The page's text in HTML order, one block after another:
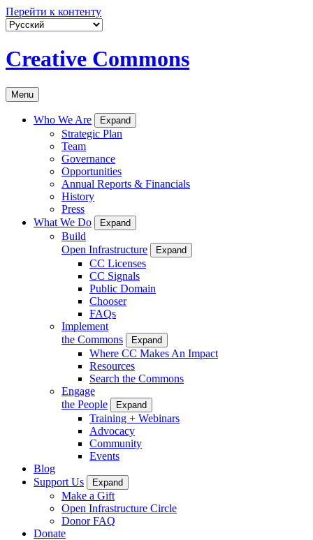
Перейти к контенту
Creative Commons
Menu
Who We Are Expand
Strategic Plan
Team
Governance
Opportunities
Annual Reports & Financials
History
Press
What We Do
Expand
Build
Open Infrastructure
Expand
CC Licenses
CC Signals
Public Domain
Chooser
FAQs
Implement
the Commons
Expand
Where CC Makes An Impact
Resources
Search the Commons
Engage
the People
Expand
Training + Webinars
Advocacy
Community
Events
Blog
Support Us
Expand
Make a Gift
Open Infrastructure Circle
Donor FAQ
Donate